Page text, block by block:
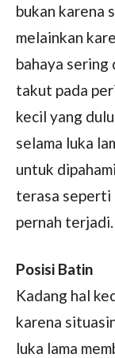
bukan karena
melainkan
bahaya sering
takut pada
kecil yang
selama luka
untuk
terasa seperti
pernah terjadi.
Posisi Batin
Kadang hal
karena
luka lama